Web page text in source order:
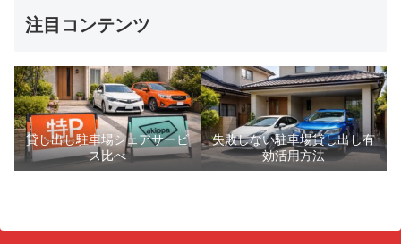
注目コンテンツ
貸し出し駐車場シェアサービ
ス比べ
失敗しない駐車場貸し出し有
効活用方法